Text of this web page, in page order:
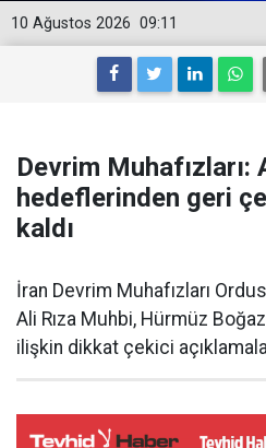
09:11
10 Ağustos 2026
Devrim Muhafızları:
hedeflerinden geri
kaldı
İran Devrim Muhafızları
Ali Rıza Muhbi, Hürmüz
ilişkin dikkat çekici